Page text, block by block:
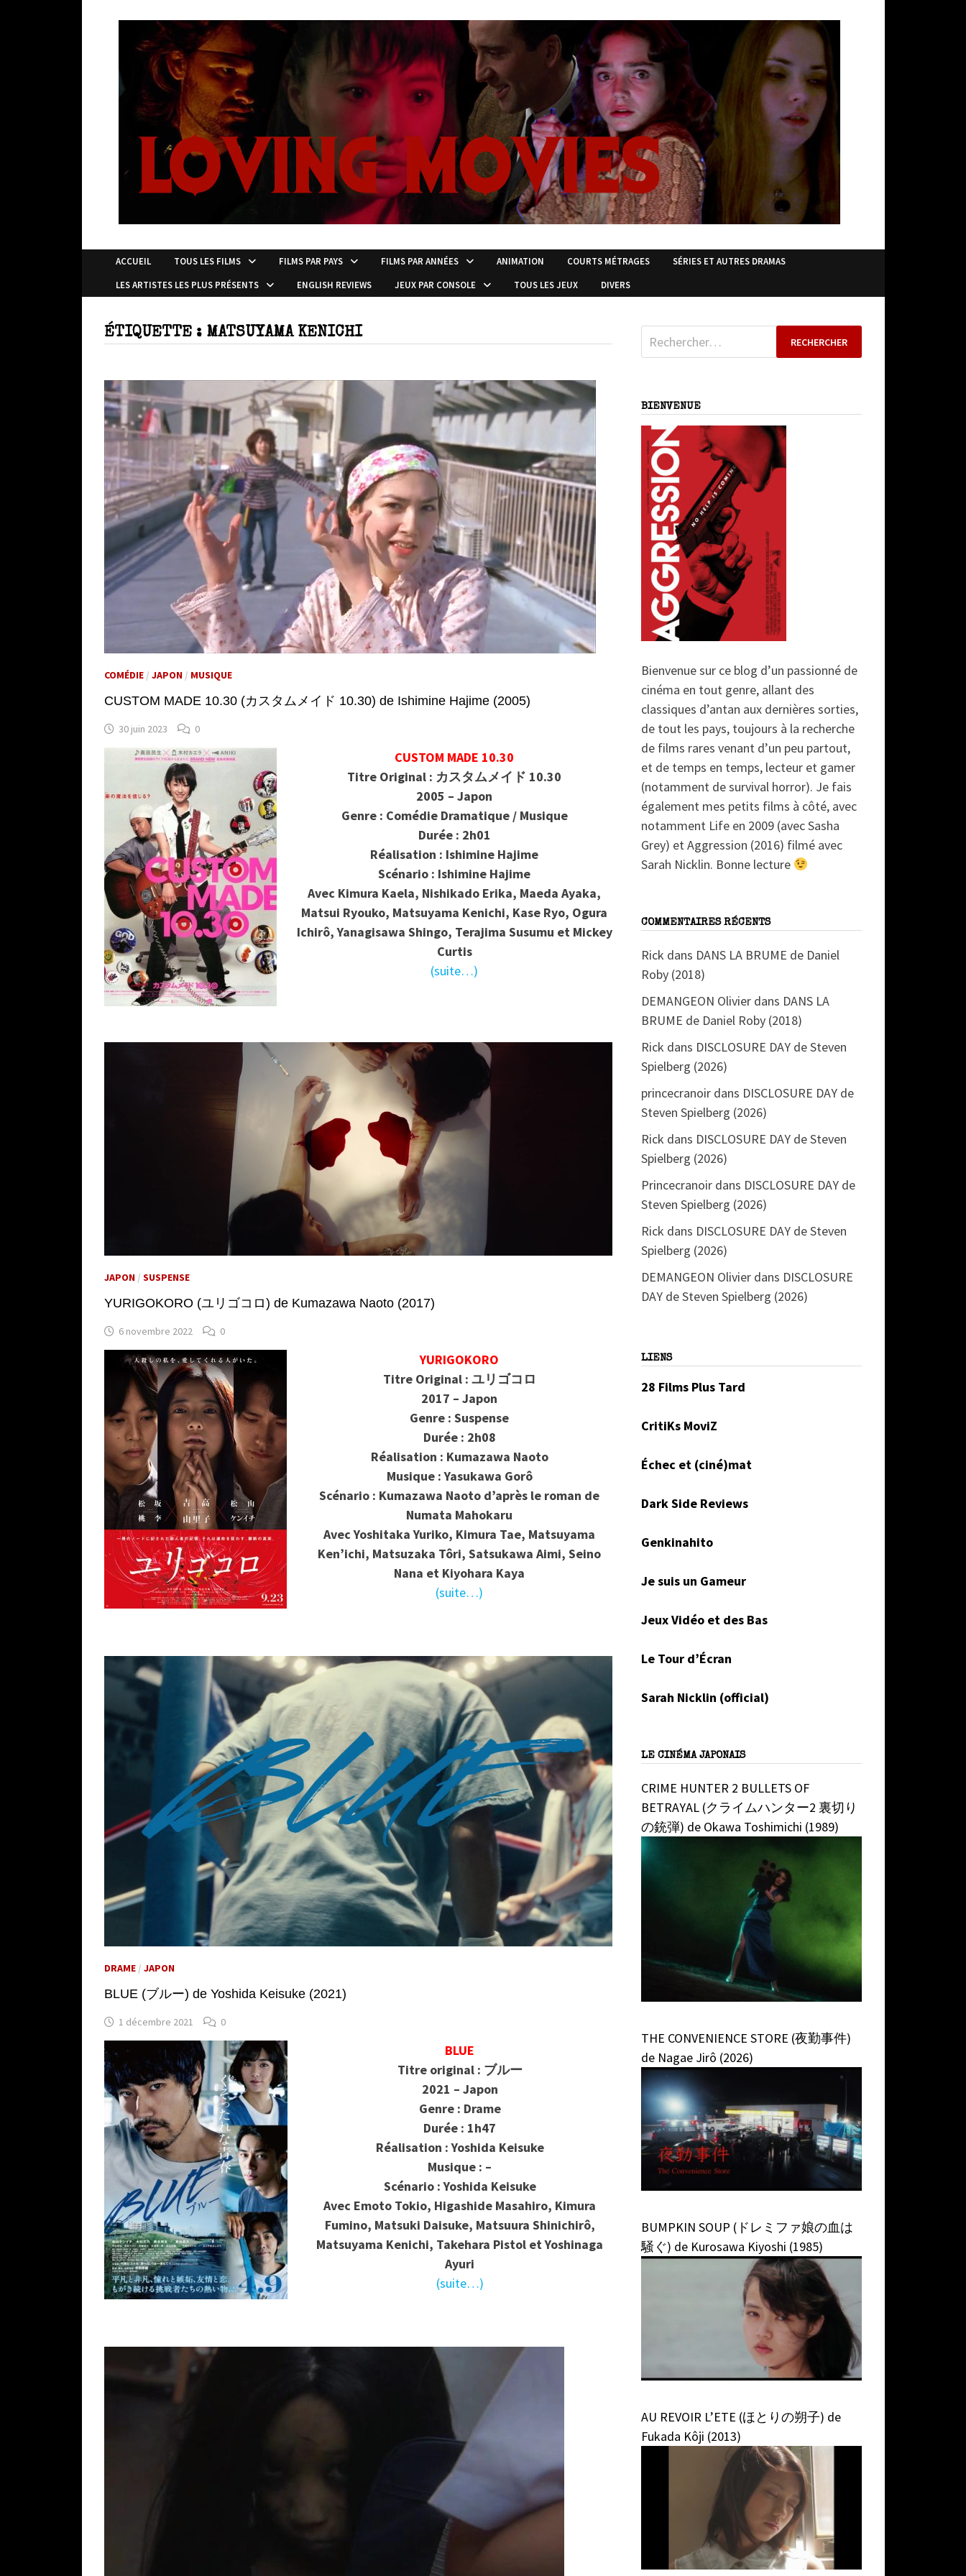
ACCUEIL TOUS LES FILMS FILMS PAR PAYS FILMS PAR ANNÉES ANIMATION COURTS MÉTRAGES
SÉRIES ET AUTRES DRAMAS
LES ARTISTES LES PLUS PRÉSENTS
ENGLISH REVIEWS JEUX PAR CONSOLE TOUS LES JEUX DIVERS
ÉTIQUETTE : MATSUYAMA KENICHI
COMÉDIE /JAPON / MUSIQUE
CUSTOM MADE 10.30 (カスタムメイド 10.30) de Ishimine Hajime (2005)
30 juin 2023 0
CUSTOM MADE 10.30
Titre Original : カスタムメイド 10.30
2005 – Japon
Genre : Comédie Dramatique / Musique
Durée : 2h01
Réalisation : Ishimine Hajime
Scénario : Ishimine Hajime
Avec Kimura Kaela, Nishikado Erika, Maeda Ayaka,
Matsui Ryouko, Matsuyama Kenichi, Kase Ryo, Ogura
Ichirô, Yanagisawa Shingo, Terajima Susumu et Mickey
Curtis
(suite…)
JAPON /SUSPENSE
YURIGOKORO (ユリゴコロ) de Kumazawa Naoto (2017)
6 novembre 2022 0
YURIGOKORO
Titre Original : ユリゴコロ
2017 – Japon
Genre : Suspense
Durée : 2h08
Réalisation : Kumazawa Naoto
Musique : Yasukawa Gorô
Scénario : Kumazawa Naoto d’après le roman de
Numata Mahokaru
Avec Yoshitaka Yuriko, Kimura Tae, Matsuyama
Ken’ichi, Matsuzaka Tôri, Satsukawa Aimi, Seino
Nana et Kiyohara Kaya
(suite…)
DRAME /JAPON
BLUE (ブルー) de Yoshida Keisuke (2021)
1 décembre 2021 0
BLUE
Titre original : ブルー
2021 – Japon
Genre : Drame
Durée : 1h47
Réalisation : Yoshida Keisuke
Musique : –
Scénario : Yoshida Keisuke
Avec Emoto Tokio, Higashide Masahiro, Kimura
Fumino, Matsuki Daisuke, Matsuura Shinichirô,
Matsuyama Kenichi, Takehara Pistol et Yoshinaga
Ayuri
(suite…)
Rechercher :
BIENVENUE
Bienvenue sur ce blog d’un passionné de
cinéma en tout genre, allant des
classiques d’antan aux dernières sorties,
de tout les pays, toujours à la recherche
de films rares venant d’un peu partout,
et de temps en temps, lecteur et gamer
(notamment de survival horror). Je fais
également mes petits films à côté, avec
notamment Life en 2009 (avec Sasha
Grey) et Aggression (2016) filmé avec
Sarah Nicklin. Bonne lecture
COMMENTAIRES RÉCENTS
Rick dans DANS LA BRUME de Daniel
Roby (2018)
DEMANGEON Olivier dans DANS LA
BRUME de Daniel Roby (2018)
Rick dans DISCLOSURE DAY de Steven
Spielberg (2026)
princecranoir dans DISCLOSURE DAY de
Steven Spielberg (2026)
Rick dans DISCLOSURE DAY de Steven
Spielberg (2026)
Princecranoir dans DISCLOSURE DAY de
Steven Spielberg (2026)
Rick dans DISCLOSURE DAY de Steven
Spielberg (2026)
DEMANGEON Olivier dans DISCLOSURE
DAY de Steven Spielberg (2026)
LIENS
28 Films Plus Tard
CritiKs MoviZ
Échec et (ciné)mat
Dark Side Reviews
Genkinahito
Je suis un Gameur
Jeux Vidéo et des Bas
Le Tour d’Écran
Sarah Nicklin (official)
LE CINÉMA JAPONAIS
CRIME HUNTER 2 BULLETS OF
BETRAYAL (クライムハンター2 裏切り
の銃弾) de Okawa Toshimichi (1989)
THE CONVENIENCE STORE (夜勤事件)
de Nagae Jirô (2026)
BUMPKIN SOUP (ドレミファ娘の血は
騒ぐ) de Kurosawa Kiyoshi (1985)
AU REVOIR L’ETE (ほとりの朔子) de
Fukada Kôji (2013)